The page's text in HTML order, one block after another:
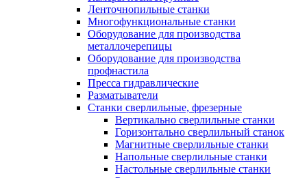
Ленточнопильные станки
Многофункциональные станки
Оборудование для производства
металлочерепицы
Оборудование для производства
профнастила
Пресса гидравлические
Разматыватели
Станки сверлильные, фрезерные
Вертикально сверлильные станки
Горизонтально сверлильный станок
Магнитные сверлильные станки
Напольные сверлильные станки
Настольные сверлильные станки